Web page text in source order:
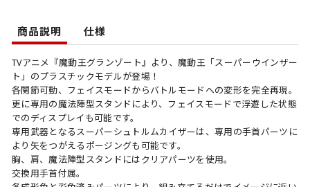
商品説明 仕様
TVアニメ『魔動王グランゾート』より、魔動王「スーパーウインザー
ト」のプラスチックモデルが登場！
各関節可動、フェイスモードからバトルモードへの変形を完全再現。
更に専用の魔法陣型スタンドにより、フェイスモードで浮遊した状態
でのディスプレイも可能です。
専用武器となるスーパーシュトルムカイザーは、専用の手首パーツに
より矢をつがえるポージングも可能です。
胸、肩、魔法陣型スタンドにはクリアパーツを使用。
交換用手首付属。